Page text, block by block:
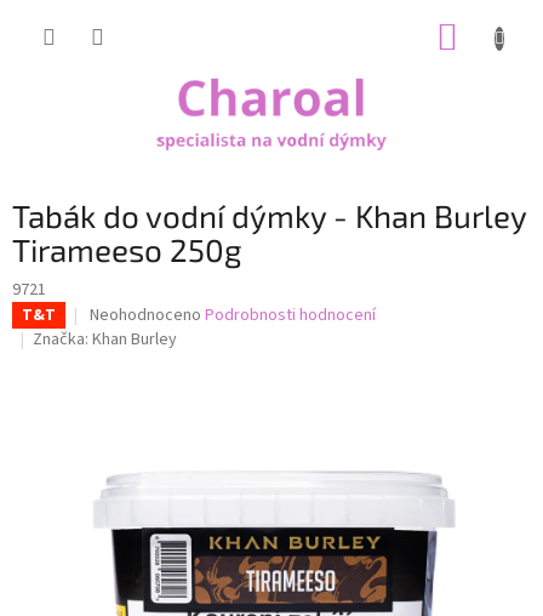
Tabák do vodní dýmky - Khan Burley
Tirameeso 250g
9721
T&T
Průměrné
hodnocení
hvězdiček.
Neohodnoceno Podrobnosti hodnocení
Značka: Khan Burley